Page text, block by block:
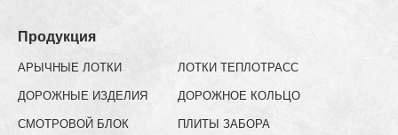
Продукция
АРЫЧНЫЕ ЛОТКИ ЛОТКИ ТЕПЛОТРАСС
ДОРОЖНЫЕ ИЗДЕЛИЯ ДОРОЖНОЕ КОЛЬЦО
СМОТРОВОЙ БЛОК ПЛИТЫ ЗАБОРА